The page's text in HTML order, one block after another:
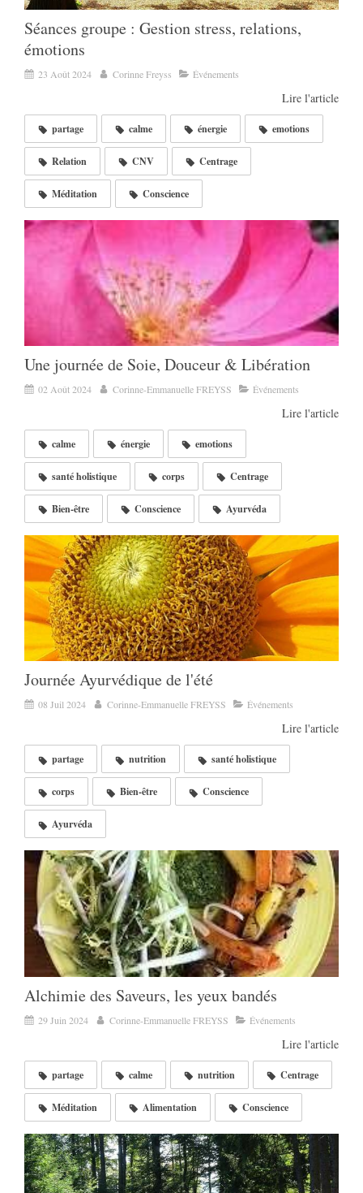
Séances groupe : Gestion stress, relations,
émotions
23 Août 2024 Corinne Freyss Événements
Lire l'article
partage calme énergie emotions
Relation CNV Centrage
Méditation Conscience
Une journée de Soie, Douceur & Libération
02 Août 2024 Corinne-Emmanuelle FREYSS Événements
Lire l'article
calme énergie emotions
santé holistique corps Centrage
Bien-être Conscience Ayurvéda
Journée Ayurvédique de l'été
08 Juil 2024 Corinne-Emmanuelle FREYSS Événements
Lire l'article
partage nutrition santé holistique
corps Bien-être Conscience
Ayurvéda
Alchimie des Saveurs, les yeux bandés
29 Juin 2024 Corinne-Emmanuelle FREYSS Événements
Lire l'article
partage calme nutrition Centrage
Méditation Alimentation Conscience